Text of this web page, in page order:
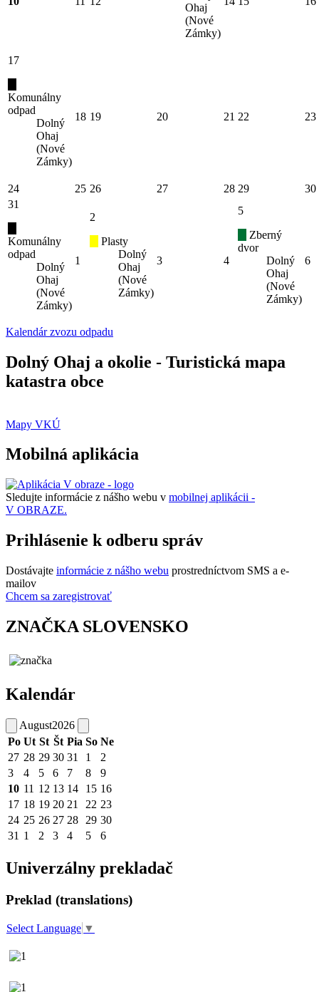
Ohaj
(Nové
Zámky)
17
Komunálny
odpad
Dolný
Ohaj
(Nové
Zámky)
18 19 20 21 22 23
24 25 26 27 28 29
30
31
Komunálny
odpad
Dolný
Ohaj
(Nové
Zámky)
1
2
Plasty
Dolný
Ohaj
(Nové
Zámky)
3 4
5
Zberný
dvor
Dolný
Ohaj
(Nové
Zámky)
6
Kalendár zvozu odpadu
Dolný Ohaj a okolie - Turistická mapa
katastra obce
Mapy VKÚ
Mobilná aplikácia
Sledujte informácie z nášho webu v mobilnej aplikácii -
V OBRAZE.
Prihlásenie k odberu správ
Dostávajte informácie z nášho webu prostredníctvom SMS a e-
mailov
Chcem sa zaregistrovať
ZNAČKA SLOVENSKO
Kalendár
August2026
Po Ut St Št Pia So Ne
27 28 29 30 31 1
2
3
4 5 6 7 8
9
10 11 12 13 14 15 16
17 18 19 20 21 22 23
24 25 26 27 28 29 30
31 1 2 3 4 5 6
Univerzálny prekladač
Preklad (translations)
Select Language ▼